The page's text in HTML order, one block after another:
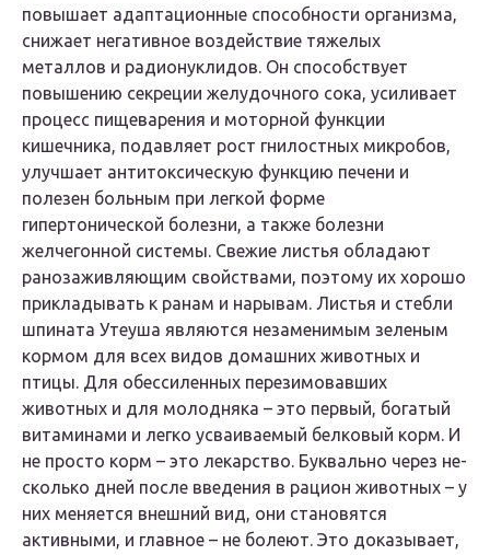
повышает адаптационные способности организма,
снижает негативное воздействие тяжелых
металлов и радионуклидов. Он способствует
повышению секреции желудочного сока, усиливает
процесс пищеварения и моторной функции
кишечника, подавляет рост гнилостных микробов,
улучшает антитоксическую функцию печени и
полезен больным при легкой форме
гипертонической болезни, а также болезни
желчегонной системы. Свежие листья обладают
ранозаживляющим свойствами, поэтому их хорошо
прикладывать к ранам и нарывам. Листья и стебли
шпината Утеуша являются незаменимым зеленым
кормом для всех видов домашних животных и
птицы. Для обессиленных перезимовавших
животных и для молодняка – это первый, богатый
витаминами и легко усваиваемый белковый корм. И
не просто корм – это лекарство. Буквально через не-
сколько дней после введения в рацион животных – у
них меняется внешний вид, они становятся
активными, и главное – не болеют. Это доказывает,